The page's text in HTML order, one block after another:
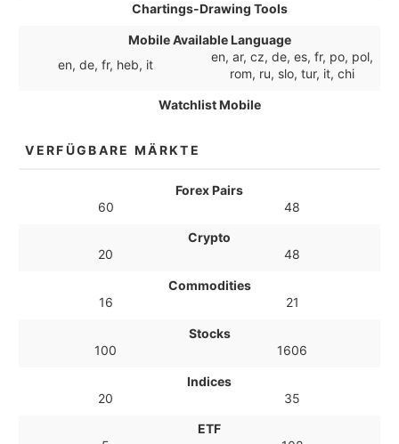
Chartings-Drawing Tools
Mobile Available Language
en, de, fr, heb, it
en, ar, cz, de, es, fr, po, pol,
rom, ru, slo, tur, it, chi
Watchlist Mobile
VERFÜGBARE MÄRKTE
Forex Pairs
60
48
Crypto
20
48
Commodities
16
21
Stocks
100
1606
Indices
20
35
ETF